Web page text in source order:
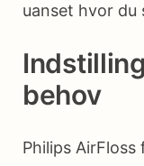
uanset hvor du
behov
Philips